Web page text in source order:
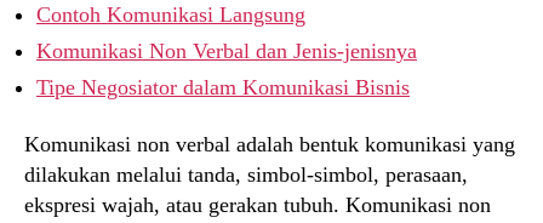
Contoh Komunikasi Langsung
Komunikasi Non Verbal dan Jenis-jenisnya
Tipe Negosiator dalam Komunikasi Bisnis
Komunikasi non verbal adalah bentuk komunikasi yang
dilakukan melalui tanda, simbol-simbol, perasaan,
ekspresi wajah, atau gerakan tubuh. Komunikasi non